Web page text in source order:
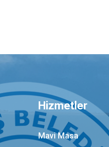
Hizmetler
Mavi Masa